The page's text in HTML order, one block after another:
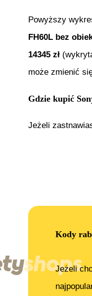
Powyższy
FH60L bez
14345 zł
może zmienić
Gdzie kupić
Jeżeli
Kody
Jeżeli